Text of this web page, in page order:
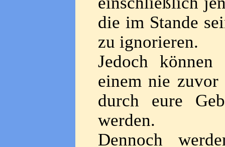
die im Stande
zu ignorieren.
Jedoch
einem nie zuvor
durch eure
werden.
Dennoch